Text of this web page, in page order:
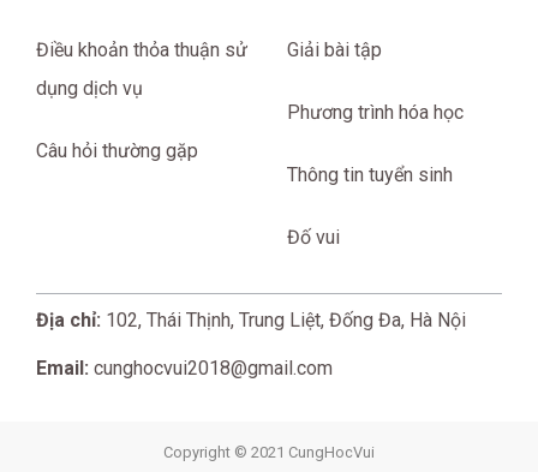
Điều khoản thỏa thuận sử
dụng dịch vụ
Câu hỏi thường gặp
Giải bài tập
Phương trình hóa học
Thông tin tuyển sinh
Đố vui
Địa chỉ: 102, Thái Thịnh, Trung Liệt, Đống Đa, Hà Nội
Email: cunghocvui2018@gmail.com
Copyright © 2021 CungHocVui